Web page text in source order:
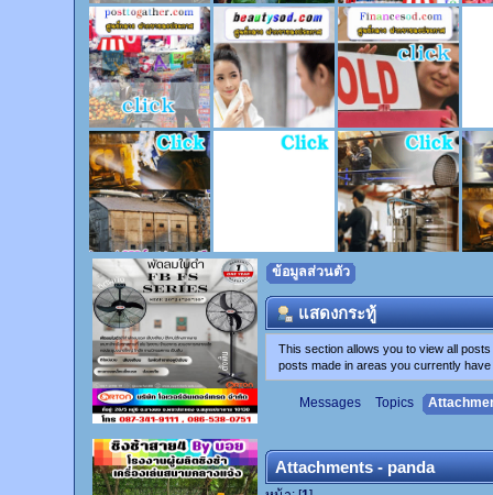
ข้อมูลส่วนตัว
แสดงกระทู้
This section allows you to view all
posts made in areas you currently
Messages Topics
Attachments - panda